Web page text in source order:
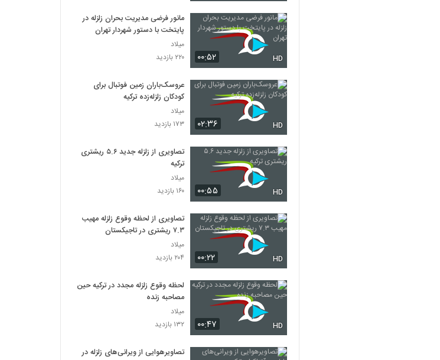
۰۰:۵۲ HD
مانور فرضی مدیریت بحران زلزله در
پایتخت با دستور شهردار تهران
میلاد
۲۲۰ بازدید
۰۲:۳۶ HD
عروسک‌باران زمین فوتبال برای
کودکان زلزله‌زده ترکیه
میلاد
۱۷۳ بازدید
۰۰:۵۵ HD
تصاویری از زلزله جدید ۵.۶ ریشتری
ترکیه
میلاد
۱۶۰ بازدید
۰۰:۲۲ HD
تصاویری از لحظه وقوع زلزله مهیب
۷.۳ ریشتری در تاجیکستان
میلاد
۲۰۴ بازدید
۰۰:۴۷ HD
لحظه وقوع زلزله مجدد در ترکیه حین
مصاحبه زنده
میلاد
۱۳۲ بازدید
تصاویرهوایی از ویرانی‌های زلزله در